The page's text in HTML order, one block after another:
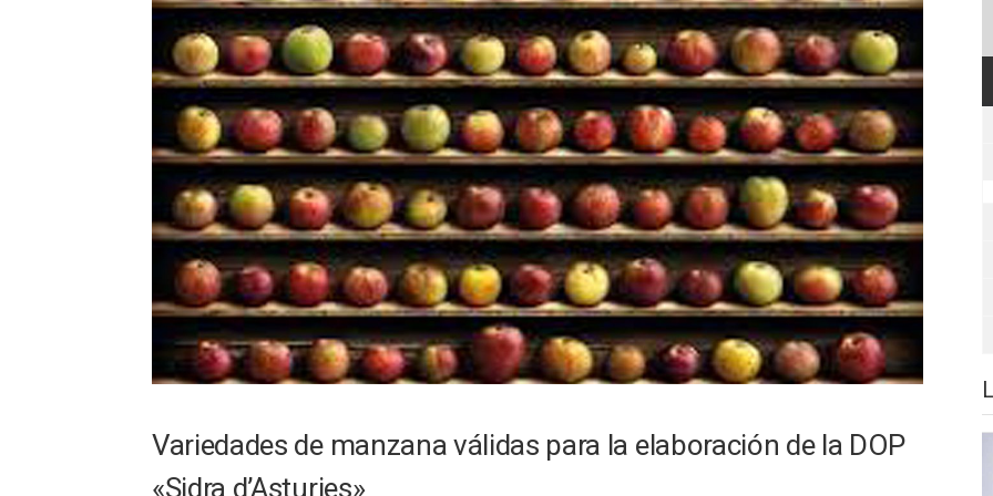
Variedades de manzana válidas para la elaboración de la DOP
«Sidra d’Asturies»